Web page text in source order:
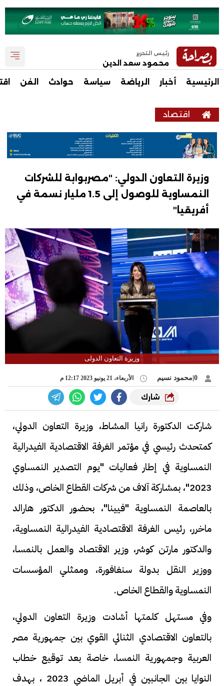
رئيس التحرير
محمود سعد الدين
الرئيسية أخبار الرياضة سياسة حوادث الفن
اقتصاد
وزيرة التعاون الدولي: "مصربوابة للشركات
النمساوية للوصول إلى 1.5 مليار نسمة في
أفريقيا"
وزيرة التعاون الدولى
الأربعاء، 21 يونيو 2023 12:17 م
شارك
شاركت الدكتورة رانيا المشاط، وزيرة التعاون الدولي،
كمتحدث رئيسي في مؤتمر الغرفة الاقتصادية الفيدرالية
النمساوية في إطار فعاليات "يوم التصدير النمساوي
2023"، بمشاركة آلاف من شركات القطاع الخاص، وذلك
بالعاصمة النمساوية "فيينا"، بحضور الدكتور هارالد
ماخرر، رئيس الغرفة الاقتصادية الفيدرالية النمساوية،
والدكتور مارتن كوشر، وزير الاقتصاد والعمل بالنمسا،
ووزير النقل بدولة سنغافورة، وممثلي المؤسسات
النمساوية والقطاع الخاص.
وفي مستهل كلمتها أشادت وزيرة التعاون الدولي،
بالتعاون الاقتصادي الثنائي القوي بين جمهورية مصر
العربية وجمهورية النمسا، خاصة بعد توقيع خطاب
النوايا بين الجانبين في أبريل الماضي 2023 ، بهدف